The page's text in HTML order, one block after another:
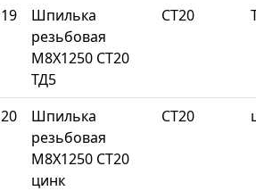
19
Шпилька
резьбовая
М8Х1250 СТ20
ТД5
СТ20
20
Шпилька
резьбовая
М8Х1250 СТ20
цинк
СТ20